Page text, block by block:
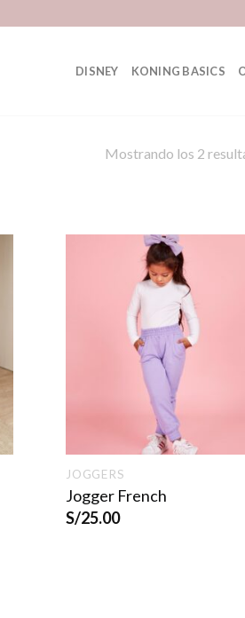
DISNEY KONING BASICS
Mostrando los 2
JOGGERS
Jogger French
S/25.00